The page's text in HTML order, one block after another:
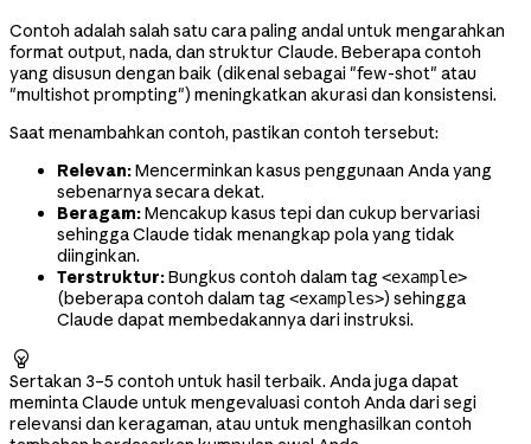
Contoh adalah salah satu cara paling andal untuk mengarahkan
format output, nada, dan struktur Claude. Beberapa contoh
yang disusun dengan baik (dikenal sebagai "few-shot" atau
"multishot prompting") meningkatkan akurasi dan konsistensi.
Saat menambahkan contoh, pastikan contoh tersebut:
Relevan:Mencerminkan kasus penggunaan Anda yang
sebenarnya secara dekat.
Beragam:Mencakup kasus tepi dan cukup bervariasi
sehingga Claude tidak menangkap pola yang tidak
diinginkan.
Terstruktur:Bungkus contoh dalam tag <example>
(beberapa contoh dalam tag <examples>) sehingga
Claude dapat membedakannya dari instruksi.

Sertakan 3–5 contoh untuk hasil terbaik. Anda juga dapat
meminta Claude untuk mengevaluasi contoh Anda dari segi
relevansi dan keragaman, atau untuk menghasilkan contoh